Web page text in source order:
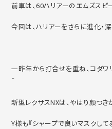
前車は、60ハリアーのエムズスピ
今回は、ハリアーをさらに進化・
一昨年から打合せを重ね、コダワ
＾
新型レクサスNXは、やはり顔つき
Y様も『シャープで良いマスクして